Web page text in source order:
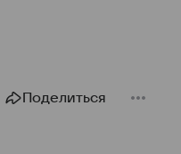
Поделиться